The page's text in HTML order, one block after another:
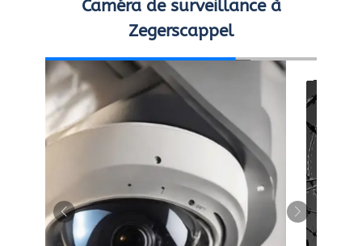
Caméra de surveillance à
Zegerscappel